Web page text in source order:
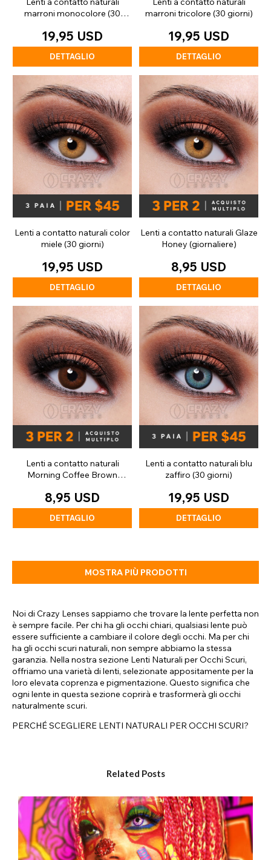
marroni monocolore (30
19,95 USD
DETTAGLIO
marroni tricolore (30 giorni)
19,95 USD
DETTAGLIO
Lenti a contatto naturali color
miele (30 giorni)
19,95 USD
DETTAGLIO
Lenti a contatto naturali Glaze
Honey (giornaliere)
8,95 USD
DETTAGLIO
Lenti a contatto naturali
Morning Coffee Brown
8,95 USD
DETTAGLIO
Lenti a contatto naturali blu
zaffiro (30 giorni)
19,95 USD
DETTAGLIO
MOSTRA PIÙ PRODOTTI
Noi di Crazy Lenses sappiamo che trovare la lente perfetta non
è sempre facile. Per chi ha gli occhi chiari, qualsiasi lente può
essere sufficiente a cambiare il colore degli occhi. Ma per chi
ha gli occhi scuri naturali, non sempre abbiamo la stessa
garanzia. Nella nostra sezione Lenti Naturali per Occhi Scuri,
offriamo una varietà di lenti, selezionate appositamente per la
loro elevata coprenza e pigmentazione. Questo significa che
ogni lente in questa sezione coprirà e trasformerà gli occhi
naturalmente scuri.
PERCHÉ SCEGLIERE LENTI NATURALI PER OCCHI SCURI?
occhi più scuri, donandoti un colore completamente nuovo.
Che tu abbia gli occhi castano scuro, blu scuro o grigi, o che tu
questa è la pagina che fa per te. Abbiamo un'ampia selezione
di stili, gradazioni e colori. Se hai gli occhi naturalmente scuri,
puoi stare tranquilla sapendo che abbiamo una selezione di
lenti a contatto adatte a te.
LE NOSTRE GAMME
Related Posts